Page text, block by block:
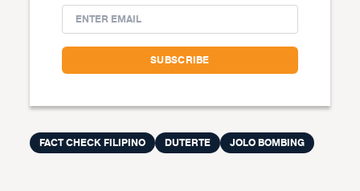
FACT CHECK FILIPINO DUTERTE JOLO BOMBING